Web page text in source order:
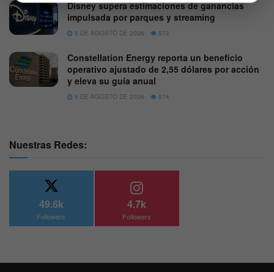
Disney supera estimaciones de ganancias
impulsada por parques y streaming
5 DE AGOSTO DE 2026 572
Constellation Energy reporta un beneficio
operativo ajustado de 2,55 dólares por acción
y eleva su guía anual
6 DE AGOSTO DE 2026 574
Nuestras Redes:
49.6k
Followers
4.7k
Followers